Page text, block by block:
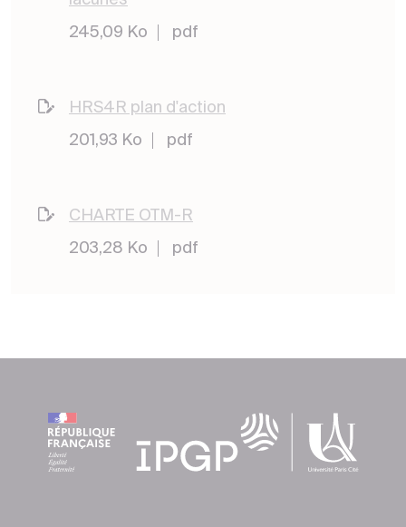
245,09 Ko
pdf
HRS4R plan d'action
201,93 Ko
pdf
CHARTE OTM-R
203,28 Ko
pdf